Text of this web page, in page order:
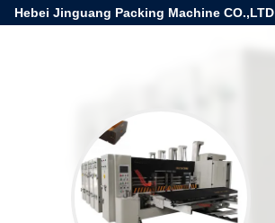
Hebei Jinguang Packing Machine CO.,LTD